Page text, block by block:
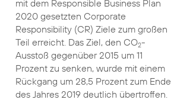
mit dem Responsible Business Plan
2020 gesetzten Corporate
Responsibility (CR) Ziele zum großen
Teil erreicht. Das Ziel, den CO2-
Ausstoß gegenüber 2015 um 11
Prozent zu senken, wurde mit einem
Rückgang um 28,5 Prozent zum Ende
des Jahres 2019 deutlich übertroffen.